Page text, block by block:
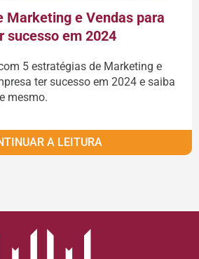
Marketing e Vendas para
sucesso em 2024
5 estratégias de Marketing e
ter sucesso em 2024 e saiba
mesmo.
A LEITURA